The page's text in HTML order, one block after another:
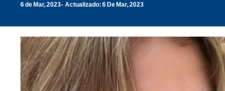
6 de Mar, 2023 Actualizado: 6 De Mar, 2023